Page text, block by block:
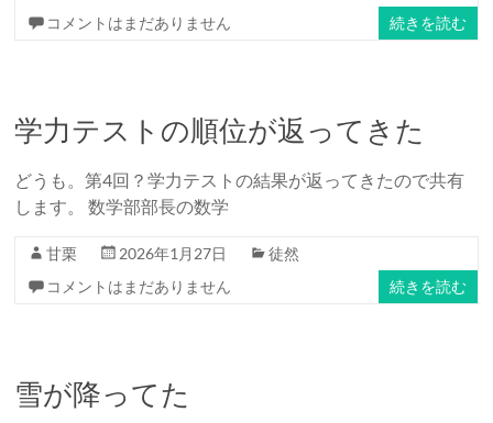
コメントはまだありません
続きを読む
学力テストの順位が返ってきた
どうも。第4回？学力テストの結果が返ってきたので共有
します。 数学部部長の数学
甘栗 2026年1月27日
徒然
コメントはまだありません
続きを読む
雪が降ってた